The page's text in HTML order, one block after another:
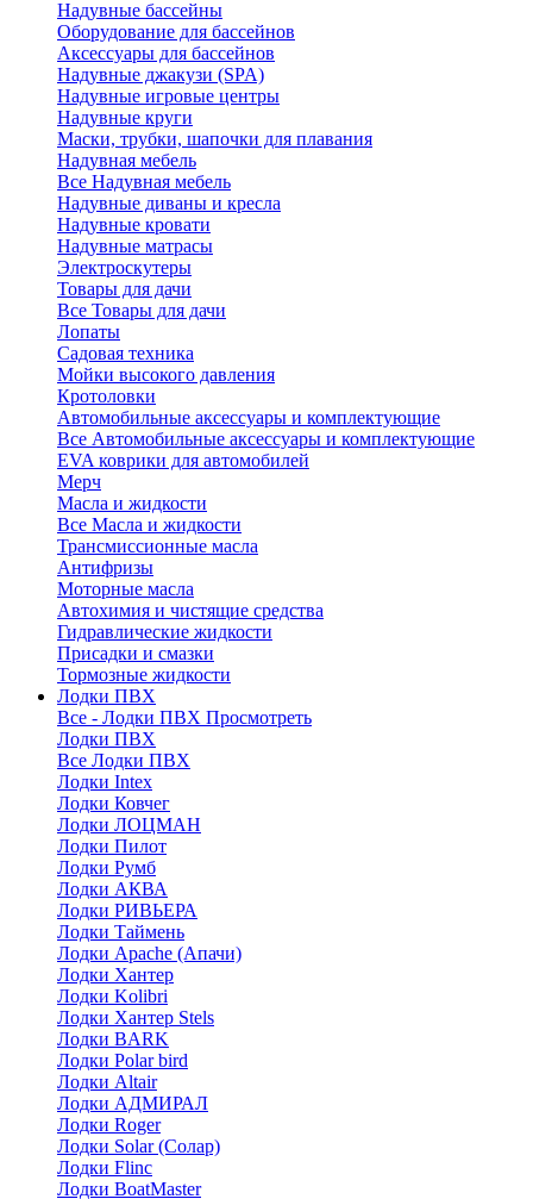
Надувные бассейны
Оборудование для бассейнов
Аксессуары для бассейнов
Надувные джакузи (SPA)
Надувные игровые центры
Надувные круги
Маски, трубки, шапочки для плавания
Надувная мебель
Все Надувная мебель
Надувные диваны и кресла
Надувные кровати
Надувные матрасы
Электроскутеры
Товары для дачи
Все Товары для дачи
Лопаты
Садовая техника
Мойки высокого давления
Кротоловки
Автомобильные аксессуары и комплектующие
Все Автомобильные аксессуары и комплектующие
EVA коврики для автомобилей
Мерч
Масла и жидкости
Все Масла и жидкости
Трансмиссионные масла
Антифризы
Моторные масла
Автохимия и чистящие средства
Гидравлические жидкости
Присадки и смазки
Тормозные жидкости
Лодки ПВХ
Все - Лодки ПВХ Просмотреть
Лодки ПВХ
Все Лодки ПВХ
Лодки Intex
Лодки Ковчег
Лодки ЛОЦМАН
Лодки Пилот
Лодки Румб
Лодки АКВА
Лодки РИВЬЕРА
Лодки Таймень
Лодки Apache (Апачи)
Лодки Хантер
Лодки Kolibri
Лодки Хантер Stels
Лодки BARK
Лодки Polar bird
Лодки Altair
Лодки АДМИРАЛ
Лодки Roger
Лодки Solar (Солар)
Лодки Flinc
Лодки BoatMaster